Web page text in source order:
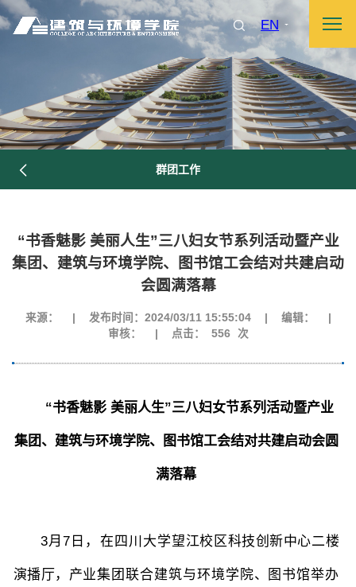
EN
群团工作
“书香魅影 美丽人生”三八妇女节系列活动暨产业
集团、建筑与环境学院、图书馆工会结对共建启动
会圆满落幕
来源： 发布时间：2024/03/11 15:55:04 编辑：
审核：
点击： 556 次
“书香魅影 美丽人生”三八妇女节系列活动暨产业
集团、建筑与环境学院、图书馆工会结对共建启动会圆
满落幕
3月7日，在四川大学望江校区科技创新中心二楼
演播厅， 产业集团联合建筑与环境学院、 图书馆举办